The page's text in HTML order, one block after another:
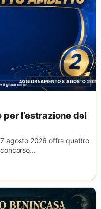
l’estrazione del
agosto 2026 offre quattro